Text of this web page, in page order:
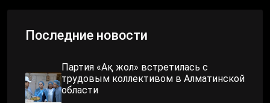
Последние новости
Партия «Ақ жол» встретилась с
трудовым коллективом в Алматинской
области